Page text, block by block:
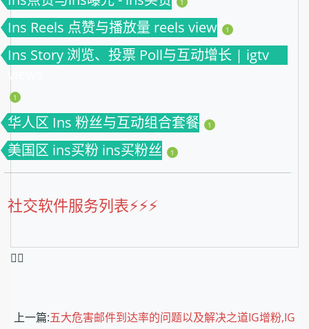
Ins Reels 点赞与播放量 reels view 1
Ins Story 浏览、投票 Poll与互动增长 | igtv
views
1
华人区 Ins 粉丝与互动组合套餐 1
美国区 ins买粉 ins买粉丝 1
社交软件服务列表⚡️⚡️⚡️
❤️‍🔥
上一篇:五大危害邮件到达率的问题以及解决之道IG增粉,IG